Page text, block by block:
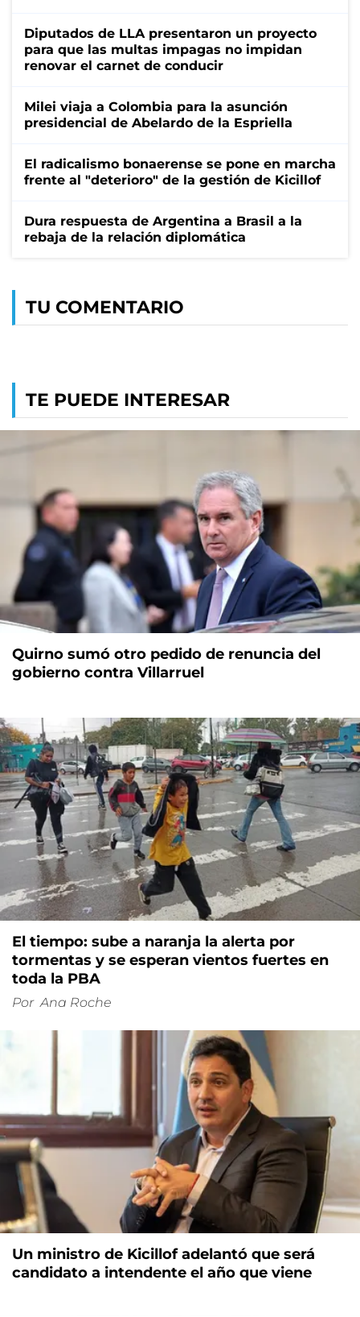
Diputados de LLA presentaron un proyecto
para que las multas impagas no impidan
renovar el carnet de conducir
Milei viaja a Colombia para la asunción
presidencial de Abelardo de la Espriella
El radicalismo bonaerense se pone en marcha
frente al "deterioro" de la gestión de Kicillof
Dura respuesta de Argentina a Brasil a la
rebaja de la relación diplomática
TU COMENTARIO
TE PUEDE INTERESAR
Quirno sumó otro pedido de renuncia del
gobierno contra Villarruel
El tiempo: sube a naranja la alerta por
tormentas y se esperan vientos fuertes en
toda la PBA
Por Ana Roche
Un ministro de Kicillof adelantó que será
candidato a intendente el año que viene